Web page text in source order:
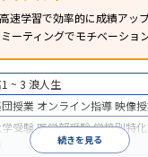
速学習で効率的に成績アッ
ーティングでモチベーショ
続きを見る
~ 3 浪人生
授業 オンライン指導映像
学受験医学部受験学校別特